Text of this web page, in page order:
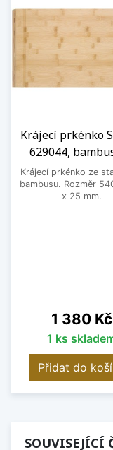
Krájecí prkénko
629044,
Krájecí prkénko ze
bambusu. Rozměr
x 25 mm.
Cena
1 380 Kč
1 ks
Přidat do
SOUVISEJÍCÍ